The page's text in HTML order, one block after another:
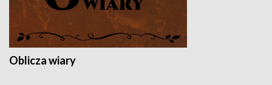
Oblicza wiary